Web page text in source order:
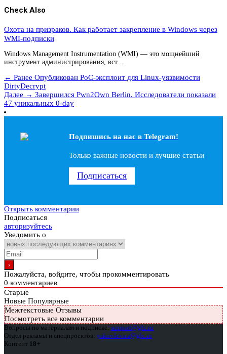
Check Also
Охота на призраков. Как работает закрепление в Windows через
WMI-подписки
Windows Management Instrumentation (WMI) — это мощнейший
инструмент администрирования, вст…
← Ранее Опубликован PoC-эксплоит для Linux-уязвимости
DirtyDecrypt
Далее → Завершился Pwn2Own Berlin. Исследователи показали
47 уникальных 0-day
Подпишись на наc в Telegram!
Только важные новости и лучшие статьи
Подписаться
Открыть комментарии
Подписаться
авторизуйтесь
Уведомить о
Пожалуйста, войдите, чтобы прокомментировать
0 комментариев
Старые
Новые Популярные
Межтекстовые Отзывы
Посмотреть все комментарии
Вопросы по материалам и подписке: support@glc.ru
Отдел рекламы и спецпроектов: yakovleva.a@glc.ru
Контент 18+